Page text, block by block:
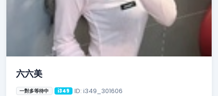
六六美
一對多等待中 i349 ID: i349_301606